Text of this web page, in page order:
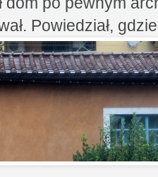
Powiedział,